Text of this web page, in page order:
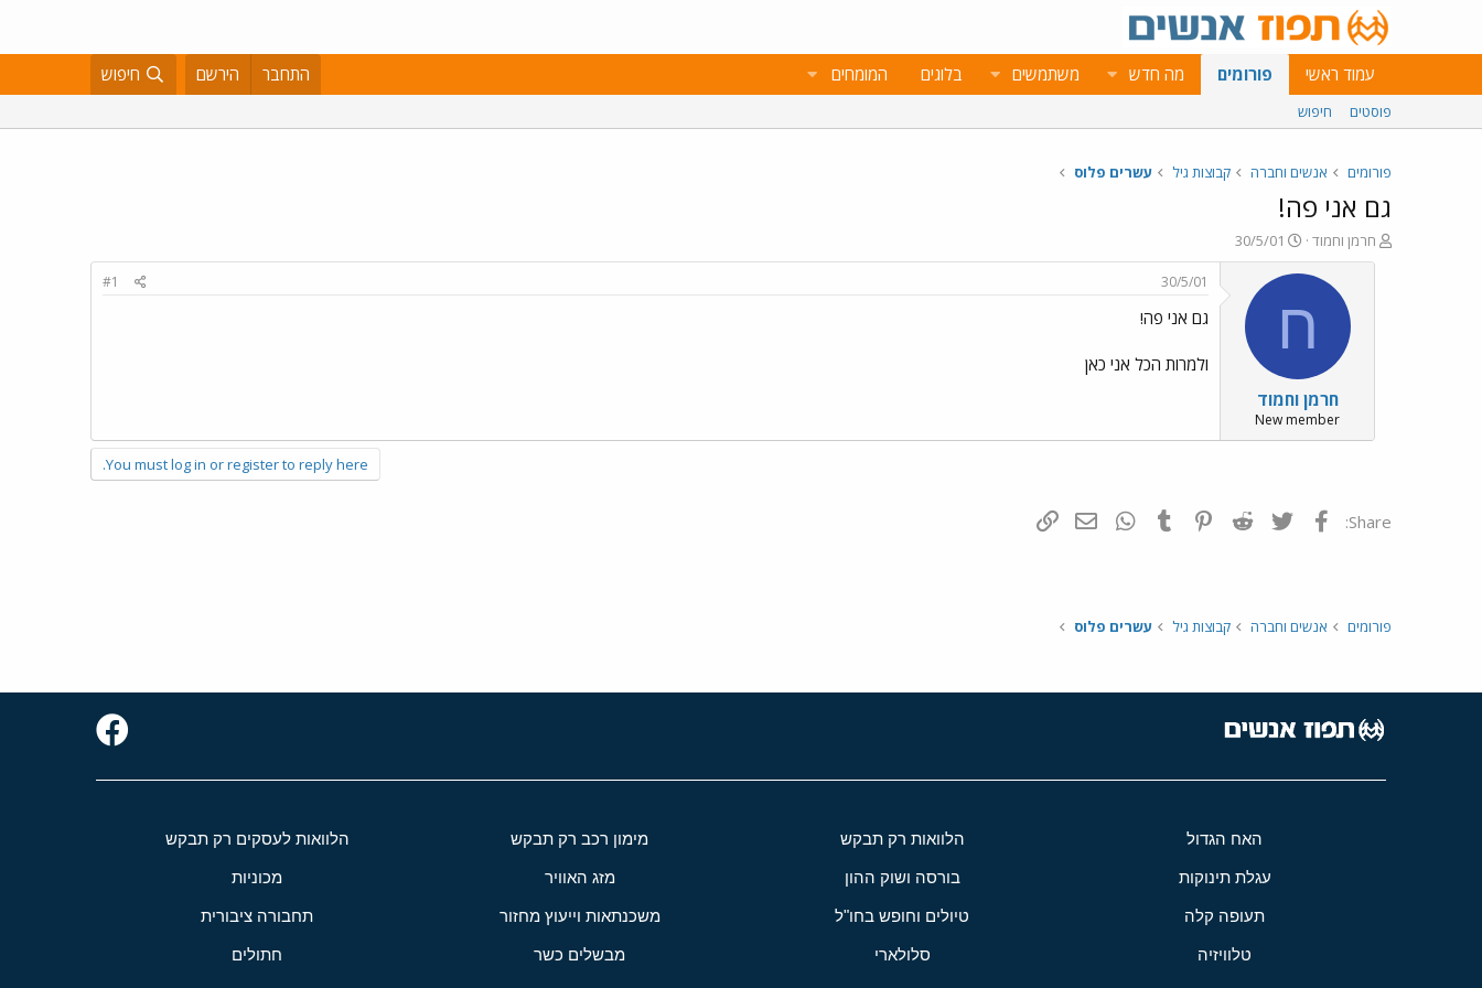
עמוד ראשי פורומים מה חדש משתמשים בלוגים המומחים התחבר הירשם חיפוש
פוסטים חיפוש
פורומים אנשים וחברה קבוצות גיל עשרים פלוס
גם אני פה!
פ
ו
חרמן וחמוד
פ
ו
ר
א
ר
ך
30/5/01
ח
חרמן וחמוד
New member
30/5/01
#1
גם אני פה!
ולמרות הכל אני כאן
You must log in or register to reply here.
Share: פייסבוק Twitter
Reddit
Pinterest
Tumblr
WhatsAppדואר אלקטרוני
פורומים אנשים וחברה קבוצות גיל עשרים פלוס
האח הגדול הלוואות רק תבקש מימון רכב רק תבקש הלוואות לעסקים רק תבקש
עגלת תינוקות בורסה ושוק ההון מזג האוויר מכוניות
תעופה קלה טיולים וחופש בחו"ל משכנתאות וייעוץ מחזור תחבורה ציבורית
טלוויזיה סלולארי מבשלים כשר חתולים